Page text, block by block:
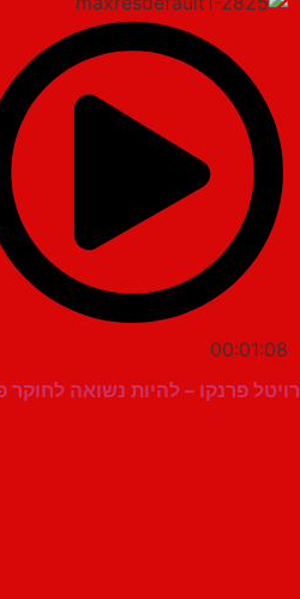
00:01:08
רויטל פרנקו – להיות נשואה לחוקר